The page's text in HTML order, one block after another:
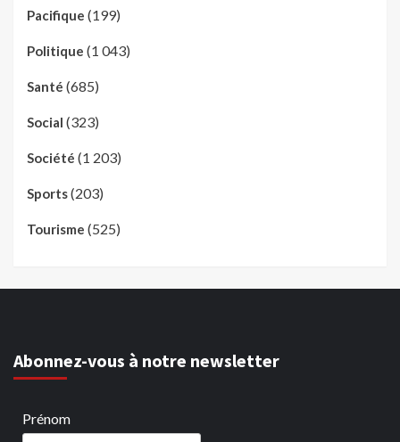
Pacifique (199)
Politique (1 043)
Santé (685)
Social (323)
Société (1 203)
Sports(203)
Tourisme (525)
Abonnez-vous à notre newsletter
Prénom